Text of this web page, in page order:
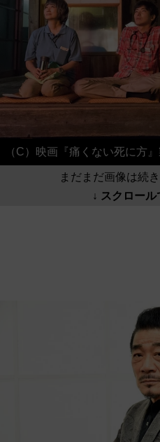
（C）映画『痛くない死に方
まだまだ画像は続
↓ スクロール